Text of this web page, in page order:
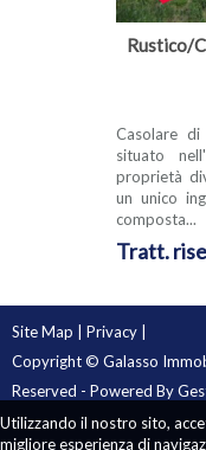
Rustico/
Casolare
situato
proprietà
un unico
composta...
Tratt.
Site Map Privacy
Copyright © Galasso
Reserved - Powered By
Utilizzando il nostro sito,
migliore esperienza di